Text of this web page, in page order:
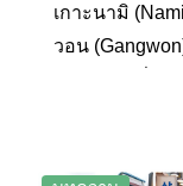
เกาะนามิ
วอน
สถานที่ถ่ายทำ
จำนวนมากต้อ